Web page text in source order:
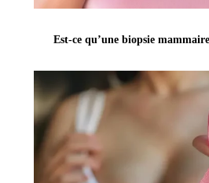
Est-ce qu’une biopsie